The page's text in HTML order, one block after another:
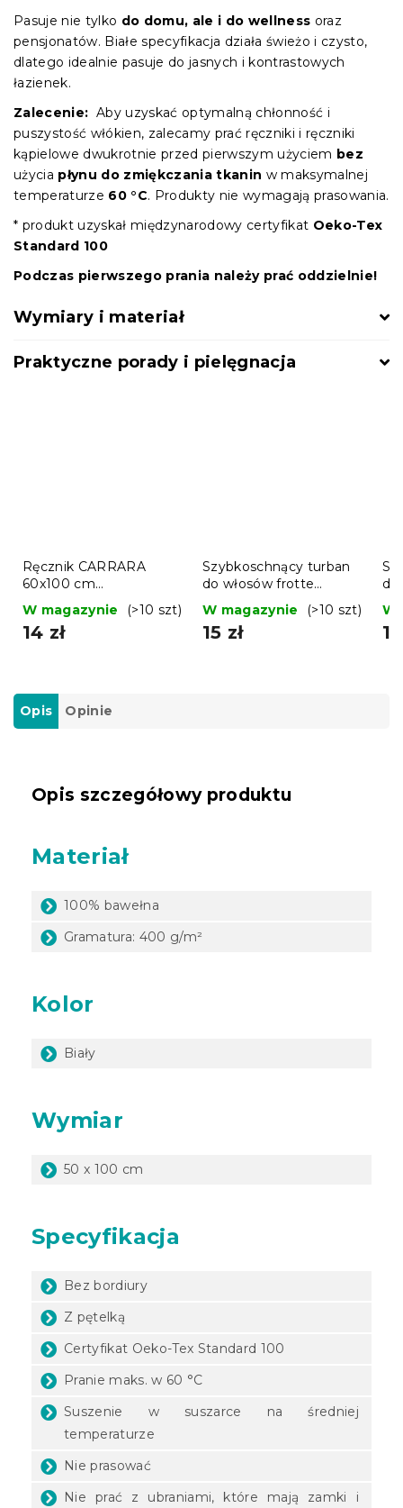
Pasuje nie tylko do domu, ale i do wellness oraz
pensjonatów. Białe specyfikacja działa świeżo i czysto,
dlatego idealnie pasuje do jasnych i kontrastowych
łazienek.
Zalecenie: Aby uzyskać optymalną chłonność i
puszystość włókien, zalecamy prać ręczniki i ręczniki
kąpielowe dwukrotnie przed pierwszym użyciem bez
użycia płynu do zmiękczania tkanin w maksymalnej
temperaturze 60 °C. Produkty nie wymagają prasowania.
* produkt uzyskał międzynarodowy certyfikat Oeko-Tex
Standard 100
Podczas pierwszego prania należy prać oddzielnie!
Wymiary i materiał
Praktyczne porady i pielęgnacja
Ręcznik CARRARA
60x100 cm
jasnobrązowy, 100%
bawełna
W magazynie (>10 szt)
14 zł
Szybkoschnący turban
do włosów frotte
jasnoszary, 100%
bawełna
W magazynie (>10 szt)
15 zł
do
W
Opis Opinie
Opis szczegółowy produktu
Materiał
100% bawełna
Gramatura: 400 g/m²
Kolor
Biały
Wymiar
50 x 100 cm
Specyfikacja
Bez bordiury
Z pętelką
Certyfikat Oeko-Tex Standard 100
Pranie maks. w 60 °C
Suszenie w suszarce na średniej
temperaturze
Nie prasować
Nie prać z ubraniami, które mają zamki i